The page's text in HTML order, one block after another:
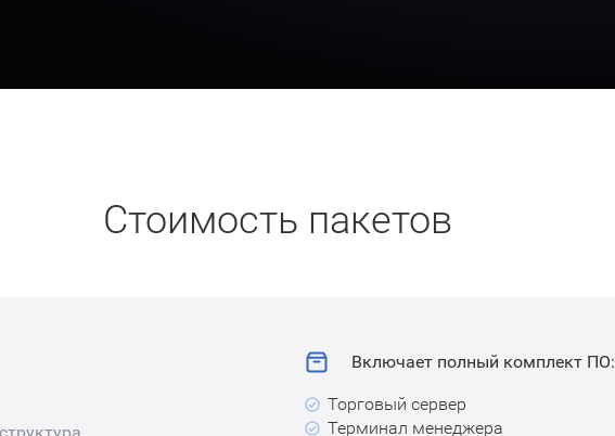
Стоимость пакетов
Включает полный комплект ПО:
Торговый сервер
Терминал менеджера